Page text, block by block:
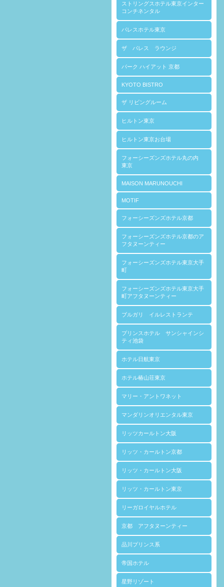
ストリングスホテル東京インター
コンチネンタル
パレスホテル東京
ザ パレス ラウンジ
パーク ハイアット 京都
KYOTO BISTRO
ザ リビングルーム
ヒルトン東京
ヒルトン東京お台場
フォーシーズンズホテル丸の内
東京
MAISON MARUNOUCHI
MOTIF
フォーシーズンズホテル京都
フォーシーズンズホテル京都のア
フタヌーンティー
フォーシーズンズホテル東京大手
町
フォーシーズンズホテル東京大手
町アフタヌーンティー
ブルガリ イルレストランテ
プリンスホテル サンシャインシ
ティ池袋
ホテル日航東京
ホテル椿山荘東京
マリー・アントワネット
マンダリンオリエンタル東京
リッツカールトン大阪
リッツ・カールトン京都
リッツ・カールトン大阪
リッツ・カールトン東京
リーガロイヤルホテル
京都 アフタヌーンティー
品川プリンス系
帝国ホテル
星野リゾート